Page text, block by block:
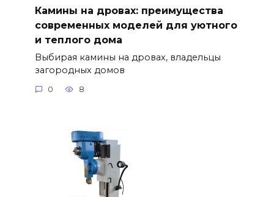
Камины на дровах: преимущества
современных моделей для уютного
и теплого дома
Выбирая камины на дровах, владельцы
загородных домов
0 8